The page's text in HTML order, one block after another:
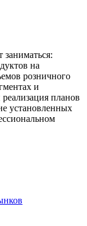
на
розничного
и
планов
установленных